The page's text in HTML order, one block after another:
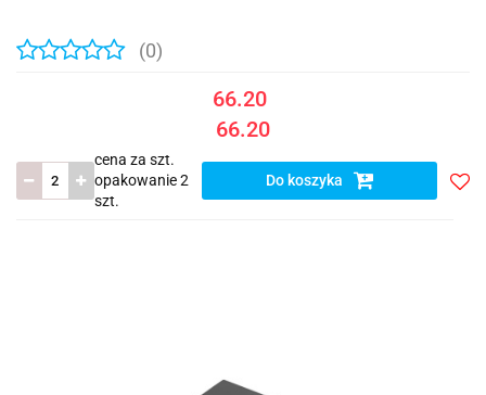
(0)
66.20
66.20
cena za szt.
opakowanie 2
szt.
Do koszyka